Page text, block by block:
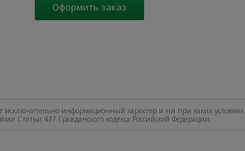
Оформить заказ
информационный характер и ни при каких условиях
Статьи 437 Гражданского кодекса Российской Федерации.